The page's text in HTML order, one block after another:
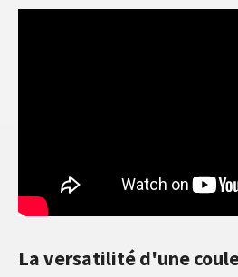
La versatilité d'une